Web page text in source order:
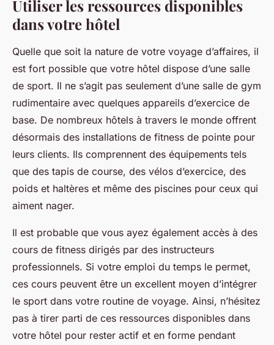
Utiliser les ressources disponibles
dans votre hôtel
Quelle que soit la nature de votre voyage d’affaires, il
est fort possible que votre hôtel dispose d’une salle
de sport. Il ne s’agit pas seulement d’une salle de gym
rudimentaire avec quelques appareils d’exercice de
base. De nombreux hôtels à travers le monde offrent
désormais des installations de fitness de pointe pour
leurs clients. Ils comprennent des équipements tels
que des tapis de course, des vélos d’exercice, des
poids et haltères et même des piscines pour ceux qui
aiment nager.
Il est probable que vous ayez également accès à des
cours de fitness dirigés par des instructeurs
professionnels. Si votre emploi du temps le permet,
ces cours peuvent être un excellent moyen d’intégrer
le sport dans votre routine de voyage. Ainsi, n’hésitez
pas à tirer parti de ces ressources disponibles dans
votre hôtel pour rester actif et en forme pendant